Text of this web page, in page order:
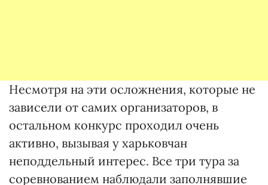
Несмотря на эти осложнения, которые не
зависели от самих организаторов, в
остальном конкурс проходил очень
активно, вызывая у харьковчан
неподдельный интерес. Все три тура за
соревнованием наблюдали заполнявшие